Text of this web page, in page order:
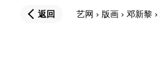
返回 艺网 › 版画 › 邓新黎 ›